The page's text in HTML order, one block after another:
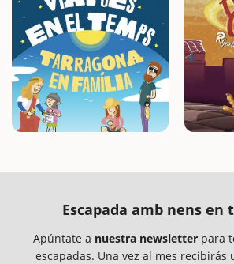
Escapada amb nens en
Apúntate a nuestra newsletterpara
escapadas. Una vez al mes recibirás